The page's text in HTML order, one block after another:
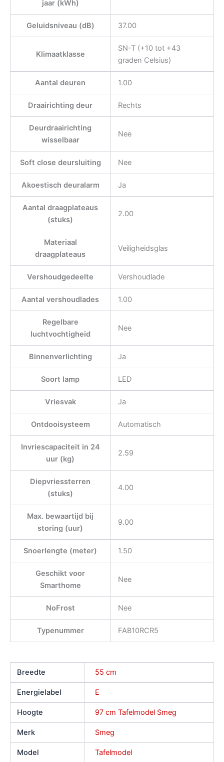
jaar (kWh)
Geluidsniveau (dB) 37.00
Klimaatklasse
SN-T (+10 tot +43
graden Celsius)
Aantal deuren 1.00
Draairichting deur Rechts
Deurdraairichting
wisselbaar
Nee
Soft close deursluiting Nee
Akoestisch deuralarm Ja
Aantal draagplateaus
(stuks)
2.00
Materiaal
draagplateaus
Veiligheidsglas
Vershoudgedeelte Vershoudlade
Aantal vershoudlades 1.00
Regelbare
luchtvochtigheid
Nee
Binnenverlichting Ja
Soort lamp LED
Vriesvak Ja
Ontdooisysteem Automatisch
Invriescapaciteit in 24
uur (kg)
2.59
Diepvriessterren
(stuks)
4.00
Max. bewaartijd bij
storing (uur)
9.00
Snoerlengte (meter) 1.50
Geschikt voor
Smarthome
Nee
NoFrost Nee
Typenummer FAB10RCR5
Breedte 55 cm
Energielabel E
Hoogte 97 cm Tafelmodel Smeg
Merk Smeg
Model Tafelmodel